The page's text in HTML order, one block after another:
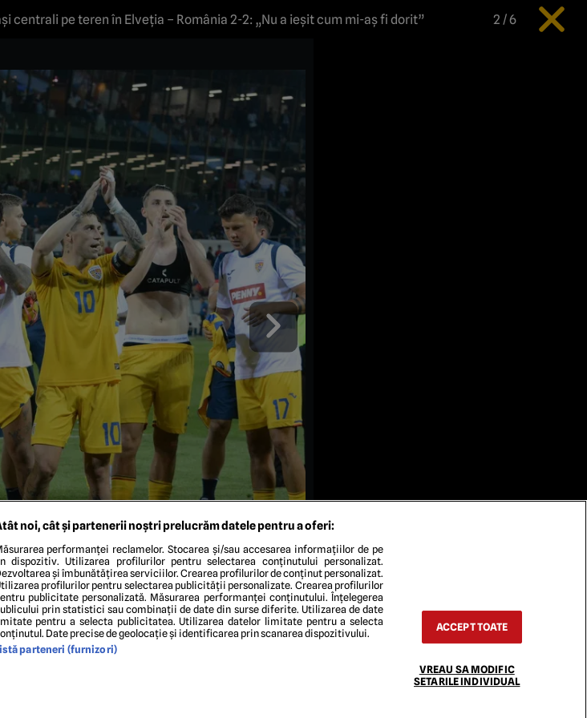
centrali pe teren în Elveția – România 2-2: „Nu a ieșit cum mi-aș fi dorit” 2 /6
noi, cât și partenerii noștri prelucrăm datele pentru a oferi:
performanței reclamelor. Stocarea și/sau accesarea informațiilor de pe
dispozitiv. Utilizarea profilurilor pentru selectarea conținutului personalizat.
și îmbunătățirea serviciilor. Crearea profilurilor de conținut personalizat.
profilurilor pentru selectarea publicității personalizate. Crearea profilurilor
publicitate personalizată. Măsurarea performanței conținutului. Înțelegerea
prin statistici sau combinații de date din surse diferite. Utilizarea de date
pentru a selecta publicitatea. Utilizarea datelor limitate pentru a selecta
Date precise de geolocație și identificarea prin scanarea dispozitivului.
parteneri (furnizori)
ACCEPT TOATE
VREAU SA MODIFIC
SETARILE INDIVIDUAL